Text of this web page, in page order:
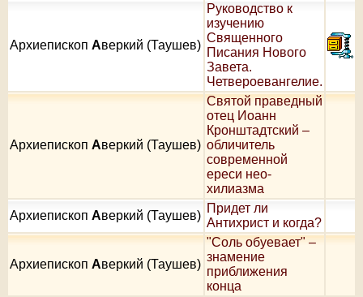
Архиепископ Аверкий (Таушев)
Руководство к
изучению
Священного
Писания Нового
Завета.
Четвероевангелие.
Архиепископ Аверкий (Таушев)
Святой праведный
отец Иоанн
Кронштадтский –
обличитель
современной
ереси нео-
хилиазма
Архиепископ Аверкий (Таушев)
Придет ли
Антихрист и когда?
Архиепископ Аверкий (Таушев)
"Соль обуевает" –
знамение
приближения
конца